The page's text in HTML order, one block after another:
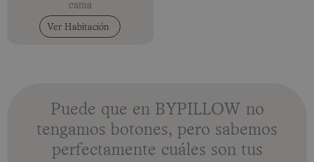
cama
Ver Habitación
Puede que en BYPILLOW no
tengamos botones, pero sabemos
perfectamente cuáles son tus